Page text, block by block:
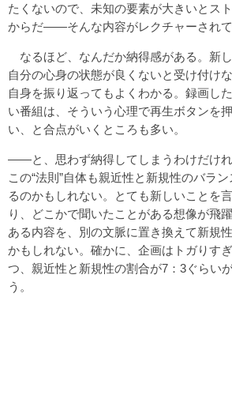
たくないので、未知の要素が大きいとス
からだ――そんな内容がレクチャーされて
なるほど、なんだか納得感がある。新
自分の心身の状態が良くないと受け付け
自身を振り返ってもよくわかる。録画し
い番組は、そういう心理で再生ボタンを
い、と合点がいくところも多い。
――と、思わず納得してしまうわけだけれ
この“法則”自体も親近性と新規性のバラ
るのかもしれない。とても新しいことを
り、どこかで聞いたことがある想像が飛
ある内容を、別の文脈に置き換えて新規
かもしれない。確かに、企画はトガりす
つ、親近性と新規性の割合が7：3ぐらい
う。